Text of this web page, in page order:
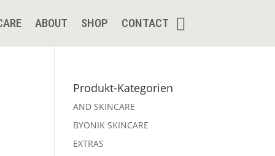
ABOUT SHOP CONTACT
Produkt-Kategorien
AND SKINCARE
BYONIK SKINCARE
EXTRAS